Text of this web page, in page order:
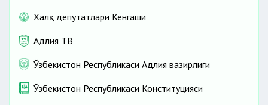
Халқ депутатлари Кенгаши
Адлия ТВ
Ўзбекистон Республикаси Адлия вазирлиги
Ўзбекистон Республикаси Конституцияси